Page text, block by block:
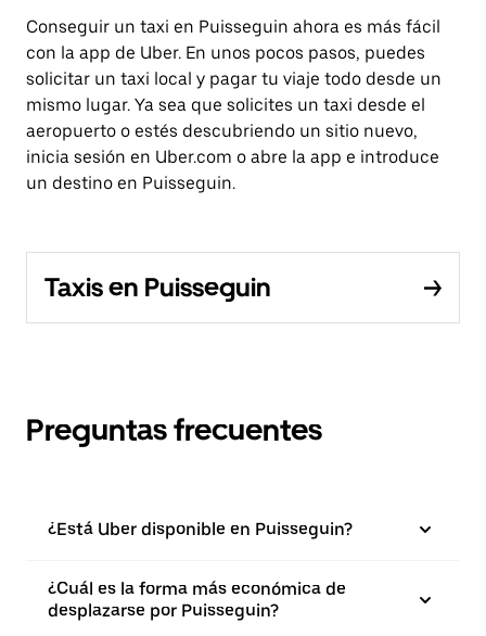
Conseguir un taxi en Puisseguin ahora es más fácil
con la app de Uber. En unos pocos pasos, puedes
solicitar un taxi local y pagar tu viaje todo desde un
mismo lugar. Ya sea que solicites un taxi desde el
aeropuerto o estés descubriendo un sitio nuevo,
inicia sesión en Uber.com o abre la app e introduce
un destino en Puisseguin.
Taxis en Puisseguin
Preguntas frecuentes
¿Está Uber disponible en Puisseguin?
¿Cuál es la forma más económica de
desplazarse por Puisseguin?